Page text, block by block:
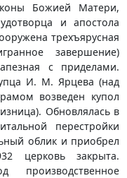
Божией Матери,
и апостола
трехъярусная
завершение)
с приделами.
И. М. Ярцева (над
возведен купол
Обновлялась в
перестройки
облик и приобрел
церковь закрыта.
производственное